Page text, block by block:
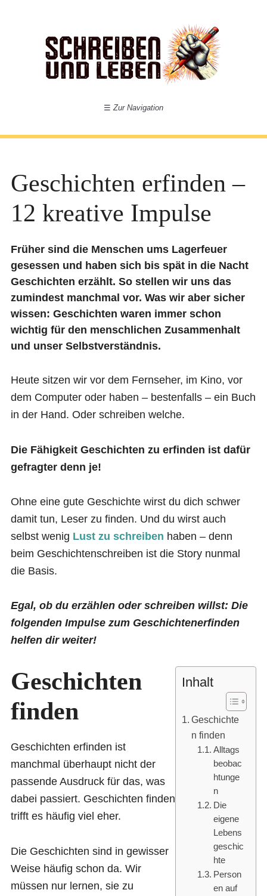
☰ Zur Navigation
Geschichten erfinden –
12 kreative Impulse
Früher sind die Menschen ums Lagerfeuer
gesessen und haben sich bis spät in die Nacht
Geschichten erzählt. So stellen wir uns das
zumindest manchmal vor. Was wir aber sicher
wissen: Geschichten waren immer schon
wichtig für den menschlichen Zusammenhalt
und unser Selbstverständnis.
Heute sitzen wir vor dem Fernseher, im Kino, vor
dem Computer oder haben – bestenfalls – ein Buch
in der Hand. Oder schreiben welche.
Die Fähigkeit Geschichten zu erfinden ist dafür
gefragter denn je!
Ohne eine gute Geschichte wirst du dich schwer
damit tun, Leser zu finden. Und du wirst auch
selbst wenig Lust zu schreiben haben – denn
beim Geschichtenschreiben ist die Story nunmal
die Basis.
Egal, ob du erzählen oder schreiben willst: Die
folgenden Impulse zum Geschichtenerfinden
helfen dir weiter!
Inhalt
Geschichte
n finden
Alltags
beobac
htunge
n
Die
eigene
Lebens
geschic
hte
Person
en auf
Geschichten
finden
Geschichten erfinden ist
manchmal überhaupt nicht der
passende Ausdruck für das, was
dabei passiert. Geschichten finden
trifft es häufig viel eher.
Die Geschichten sind in gewisser
Weise häufig schon da. Wir
müssen nur lernen, sie zu